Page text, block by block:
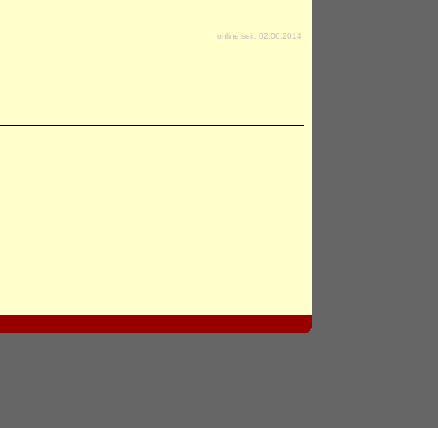
online seit: 02.06.2014